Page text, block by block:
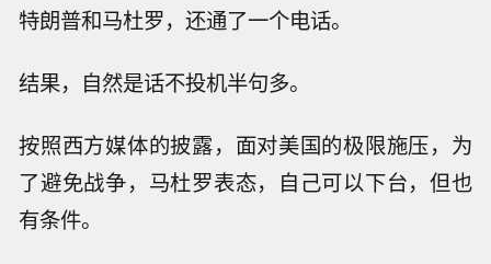
特朗普和马杜罗，还通了一个电话。
结果，自然是话不投机半句多。
按照西方媒体的披露，面对美国的极限施压，为
了避免战争，马杜罗表态，自己可以下台，但也
有条件。